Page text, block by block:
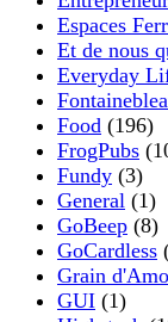
Espaces
Et de nous
Everyday
Food (196)
FrogPubs
Fundy (3)
General (1)
GoBeep (8)
GoCardless
Grain
GUI (1)